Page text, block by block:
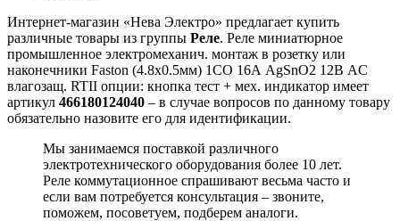
Интернет-магазин «Нева Электро» предлагает купить
различные товары из группы Реле. Реле миниатюрное
промышленное электромеханич. монтаж в розетку или
наконечники Faston (4.8х0.5мм) 1CO 16А AgSnO2 12В AC
влагозащ. RTII опции: кнопка тест + мех. индикатор имеет
артикул 466180124040 – в случае вопросов по данному товару
обязательно назовите его для идентификации.
Мы занимаемся поставкой различного
электротехнического оборудования более 10 лет.
Реле коммутационное спрашивают весьма часто и
если вам потребуется консультация – звоните,
поможем, посоветуем, подберем аналоги.